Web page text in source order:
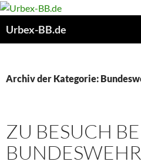
Urbex-BB.de
Archiv der Kategorie:
ZU BESUCH
BUNDESWEHR